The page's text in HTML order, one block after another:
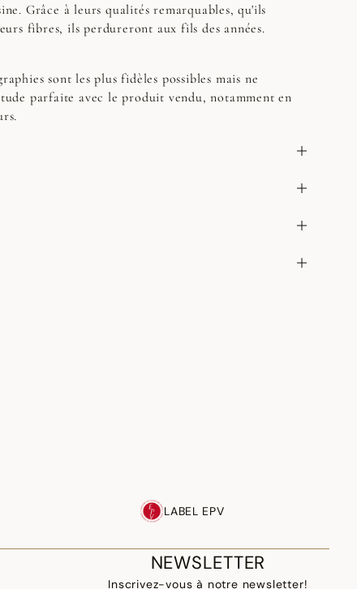
Grâce à leurs qualités remarquables, qu'ils
fibres, ils perdureront aux fils des années.
sont les plus fidèles possibles mais ne
parfaite avec le produit vendu, notamment en
LABEL EPV
NEWSLETTER
Inscrivez-vous à notre newsletter!